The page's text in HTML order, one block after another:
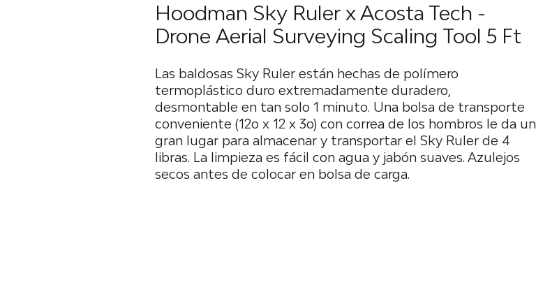
Hoodman Sky Ruler x Acosta Tech -
Drone Aerial Surveying Scaling Tool 5 Ft
Las baldosas Sky Ruler están hechas de polímero
termoplástico duro extremadamente duradero,
desmontable en tan solo 1 minuto. Una bolsa de transporte
conveniente (12o x 12 x 3o) con correa de los hombros le da un
gran lugar para almacenar y transportar el Sky Ruler de 4
libras. La limpieza es fácil con agua y jabón suaves. Azulejos
secos antes de colocar en bolsa de carga.